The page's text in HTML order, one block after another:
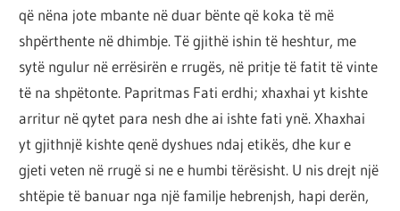
që nëna jote mbante në duar bënte që koka të më
shpërthente në dhimbje. Të gjithë ishin të heshtur, me
sytë ngulur në errësirën e rrugës, në pritje të fatit të vinte
të na shpëtonte. Papritmas Fati erdhi; xhaxhai yt kishte
arritur në qytet para nesh dhe ai ishte fati ynë. Xhaxhai
yt gjithnjë kishte qenë dyshues ndaj etikës, dhe kur e
gjeti veten në rrugë si ne e humbi tërësisht. U nis drejt një
shtëpie të banuar nga një familje hebrenjsh, hapi derën,